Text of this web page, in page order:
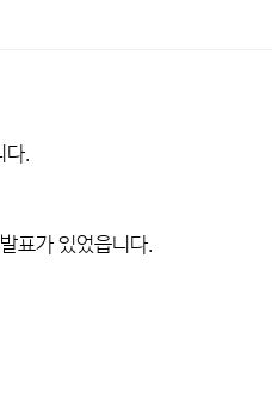
다.
표가 있었읍니다.